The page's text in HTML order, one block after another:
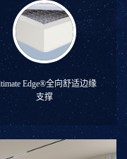
Edge®全向舒适边缘
支撑